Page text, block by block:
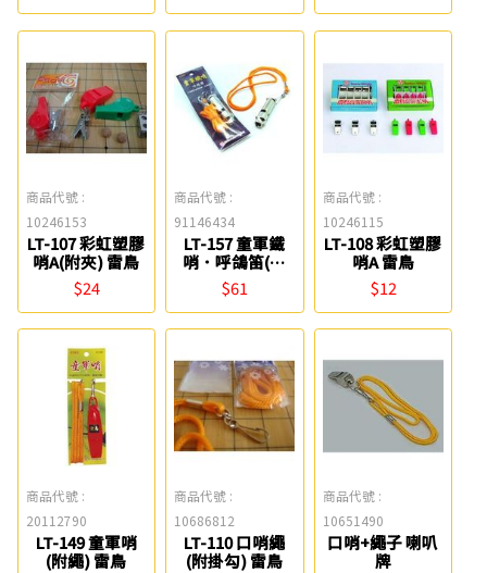
商品代號 :
10246153
LT-107 彩虹塑膠
哨A(附夾) 雷鳥
$24
商品代號 :
91146434
LT-157 童軍鐵
哨．呼鴿笛(附
繩) 雷鳥
$61
商品代號 :
10246115
LT-108 彩虹塑膠
哨A 雷鳥
$12
商品代號 :
20112790
LT-149 童軍哨
(附繩) 雷鳥
商品代號 :
10686812
LT-110 口哨繩
(附掛勾) 雷鳥
商品代號 :
10651490
口哨+繩子 喇叭
牌